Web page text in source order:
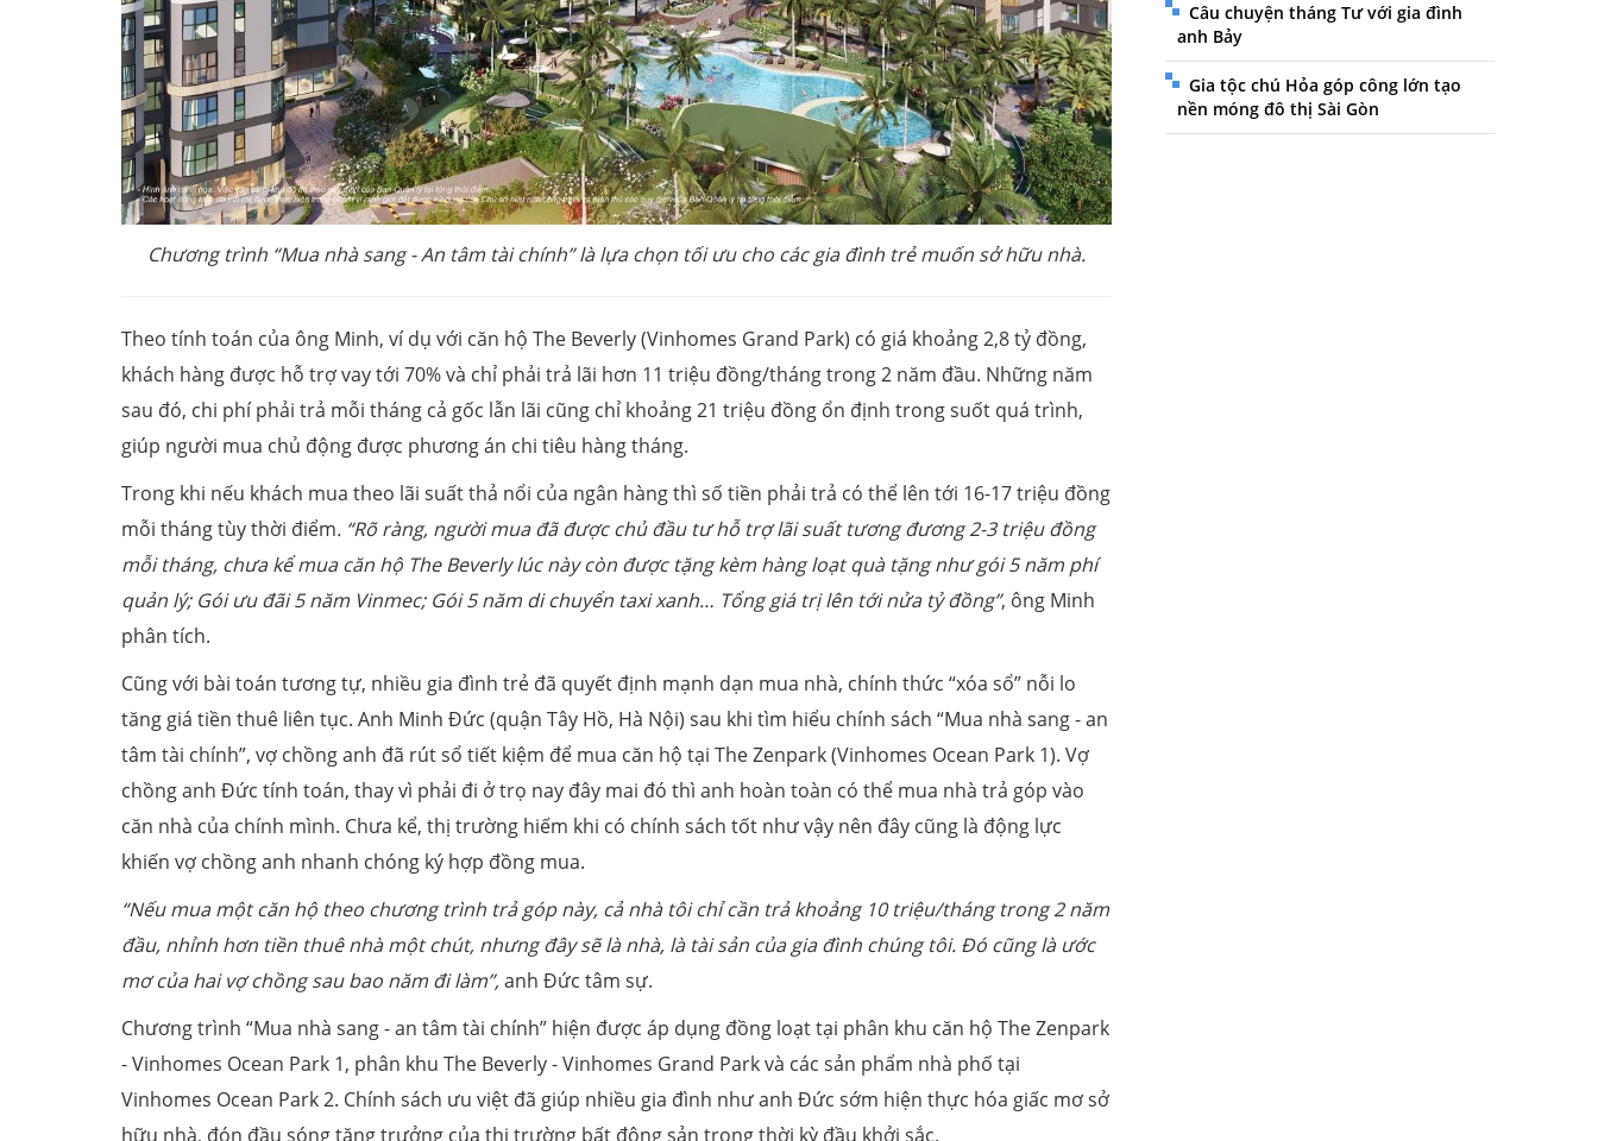
Chương trình “Mua nhà sang - An tâm tài chính”là lựa chọn tối ưu cho các gia đình trẻ muốn sở hữu nhà.
Theo tính toán của ông Minh, ví dụ với căn hộ The Beverly (Vinhomes Grand Park) có giá khoảng 2,8 tỷ đồng,
khách hàng được hỗ trợ vay tới 70% và chỉ phải trả lãi hơn 11 triệu đồng/tháng trong 2 năm đầu. Những năm
sau đó, chi phí phải trả mỗi tháng cả gốc lẫn lãi cũng chỉ khoảng 21 triệu đồng ổn định trong suốt quá trình,
giúp người mua chủ động được phương án chi tiêu hàng tháng.
Trong khi nếu khách mua theo lãi suất thả nổi của ngân hàng thì số tiền phải trả có thể lên tới 16-17 triệu đồng
mỗi tháng tùy thời điểm. “Rõ ràng, người mua đã được chủ đầu tư hỗ trợ lãi suất tương đương 2-3 triệu đồng
mỗi tháng, chưa kể mua căn hộ The Beverly lúc này còn được tặng kèm hàng loạt quà tặng như gói 5 năm phí
quản lý; Góiưu đãi5 năm Vinmec; Gói 5 năm di chuyển taxi xanh… Tổng giá trị lên tới nửa tỷ đồng”, ông Minh
phân tích.
Cũng với bài toán tương tự, nhiều gia đình trẻ đã quyết định mạnh dạn mua nhà, chính thức “xóa sổ” nỗi lo
tăng giá tiền thuê liên tục. Anh Minh Đức (quận Tây Hồ, Hà Nội) sau khi tìm hiểu chính sách “Mua nhà sang - an
tâm tài chính”, vợ chồng anh đã rút sổ tiết kiệm để mua căn hộ tại The Zenpark (Vinhomes Ocean Park 1). Vợ
chồng anh Đức tính toán, thay vì phải đi ở trọ nay đây mai đó thì anh hoàn toàn có thể mua nhà trả góp vào
căn nhà của chính mình. Chưa kể, thị trường hiếm khi có chính sách tốt như vậy nên đây cũng là động lực
khiến vợ chồng anh nhanh chóng ký hợp đồng mua.
“Nếu mua một căn hộ theo chương trình trả góp này, cả nhà tôi chỉ cần trả khoảng 10triệu/thángtrong 2 năm
đầu, nhỉnh hơn tiền thuê nhà một chút, nhưng đây sẽ là nhà, là tài sản của gia đình chúng tôi. Đó cũng là ước
mơ của hai vợ chồng sau bao năm đi làm”,anh Đức tâm sự.
Chương trình “Mua nhà sang - an tâm tài chính” hiện được áp dụng đồng loạt tại phân khu căn hộ The Zenpark
- Vinhomes Ocean Park 1, phân khu The Beverly - Vinhomes Grand Park và các sản phẩm nhà phố tại
Vinhomes Ocean Park 2. Chính sách ưu việt đã giúp nhiều gia đình như anh Đức sớm hiện thực hóa giấc mơ sở
hữu nhà, đón đầu sóng tăng trưởng của thị trường bất động sản trong thời kỳ đầu khởi sắc.
Câu chuyện tháng Tư với gia đình
anh Bảy
Gia tộc chú Hỏa góp công lớn tạo
nền móng đô thị Sài Gòn